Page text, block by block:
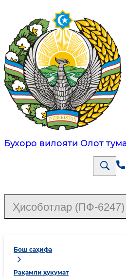
Бухоро вилояти Олот
Бош саҳифа
Рақамли ҳукумат
Ҳисоботлар (ПФ-6247)